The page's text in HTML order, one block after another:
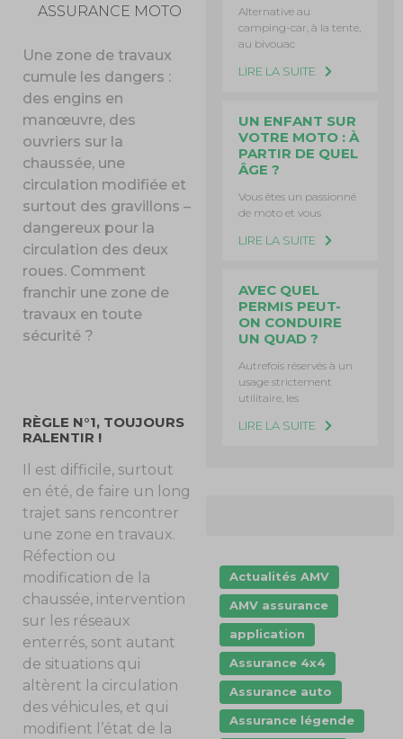
ASSURANCE MOTO
Une zone de travaux
cumule les dangers :
des engins en
manœuvre, des
ouvriers sur la
chaussée, une
circulation modifiée et
surtout des gravillons –
dangereux pour la
circulation des deux
roues. Comment
franchir une zone de
travaux en toute
sécurité ?
RÈGLE N°1, TOUJOURS
RALENTIR !
Il est difficile, surtout
en été, de faire un long
trajet sans rencontrer
une zone en travaux.
Réfection ou
modification de la
chaussée, intervention
sur les réseaux
enterrés, sont autant
de situations qui
altèrent la circulation
des véhicules, et qui
modifient l’état de la
Alternative au
camping-car, à la tente,
au bivouac
LIRE LA SUITE
UN ENFANT SUR
VOTRE MOTO : À
PARTIR DE QUEL
ÂGE ?
Vous êtes un passionné
de moto et vous
LIRE LA SUITE
AVEC QUEL
PERMIS PEUT-
ON CONDUIRE
UN QUAD ?
Autrefois réservés à un
usage strictement
utilitaire, les
LIRE LA SUITE
Actualités AMV
AMV assurance
application
Assurance 4x4
Assurance auto
Assurance légende